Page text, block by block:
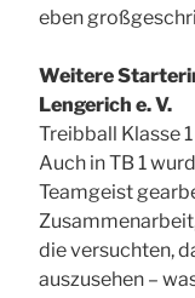
eben
Weitere
Lengerich e. V.
Treibball Klasse
Auch in TB 1
Teamgeist
die versuchten,
auszusehen –